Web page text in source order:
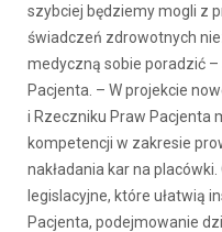
szybciej będziemy mogli z
świadczeń zdrowotnych
medyczną sobie poradzić
Pacjenta. – W projekcie
i Rzeczniku Praw Pacjenta
kompetencji w zakresie
nakładania kar na
legislacyjne, które ułatwią
Pacjenta, podejmowanie